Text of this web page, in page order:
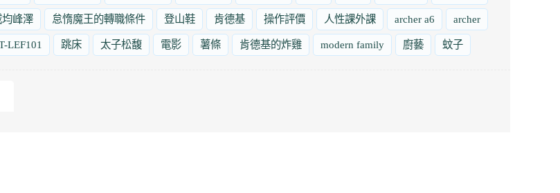
均峰澤 怠惰魔王的轉職條件 登山鞋 肯德基 操作評價 人性課外課 archer a6 archer
LEF101 跳床 太子松馥 電影 薯條 肯德基的炸雞 modern family 廚藝 蚊子